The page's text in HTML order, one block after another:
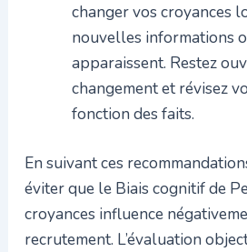
changer vos croyances
nouvelles informations
apparaissent. Restez
changement et révisez
fonction des faits.
En suivant ces
éviter que le Biais cognitif de
croyances influence
recrutement. L’évaluation